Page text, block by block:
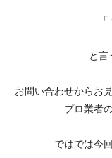
と言
お問い合わせからお
プロ業者
ではでは今